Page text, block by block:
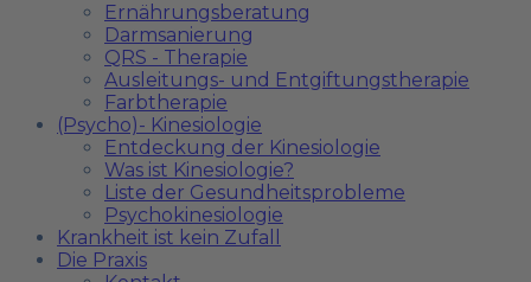
Ernährungsberatung
Darmsanierung
QRS - Therapie
Ausleitungs- und Entgiftungstherapie
Farbtherapie
(Psycho)- Kinesiologie
Entdeckung der Kinesiologie
Was ist Kinesiologie?
Liste der Gesundheitsprobleme
Psychokinesiologie
Krankheit ist kein Zufall
Die Praxis